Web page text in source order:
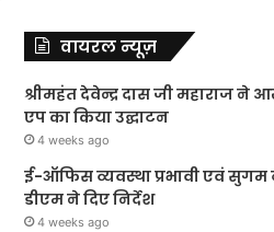
वायरल न्यूज़
श्रीमहंत देवेन्द्र दास जी महाराज ने
एप का किया उद्घाटन
4 weeks ago
ई-ऑफिस व्यवस्था प्रभावी एवं
डीएम ने दिए निर्देश
4 weeks ago